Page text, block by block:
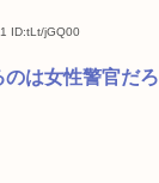
ID:tLt/jGQ00
は女性警官だろ